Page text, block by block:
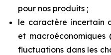
pour nos produits ;
le caractère incertain
et macroéconomiques
fluctuations dans les